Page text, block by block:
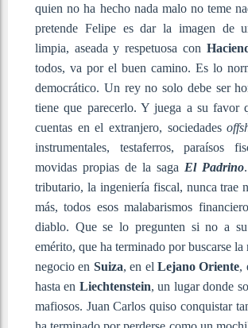
quien no ha hecho nada malo no teme
pretende Felipe es dar la imagen de
limpia, aseada y respetuosa con
todos, va por el buen camino. Es lo
democrático. Un rey no solo debe ser
tiene que parecerlo. Y juega a su favor
cuentas en el extranjero, sociedades
instrumentales, testaferros, paraísos
movidas propias de la saga El Padrino
tributario, la ingeniería fiscal, nunca trae
más, todos esos malabarismos
diablo. Que se lo pregunten si no a
emérito, que ha terminado por buscarse
negocio en Suiza, en elLejano Oriente,
hasta en Liechtenstein, un lugar donde
mafiosos. Juan Carlos quiso conquistar